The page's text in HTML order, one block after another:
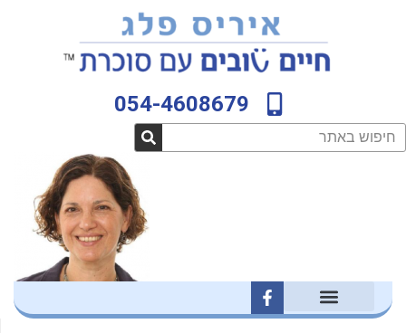
054-4608679
חיפוש
c